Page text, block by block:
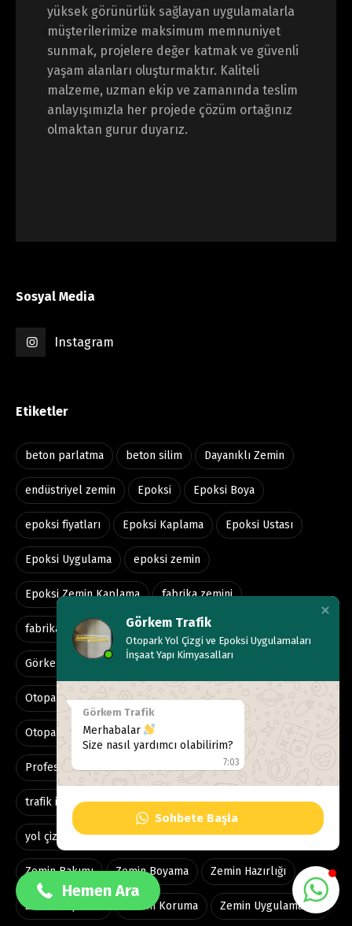
yüksek görünürlük sağlayan uygulamalarla
müşterilerimize maksimum memnuniyet
sunmak, projelere değer katmak ve güvenli
yaşam alanları oluşturmaktır. Kaliteli
malzeme, uzman ekip ve zamanında teslim
anlayışımızla her projede çözüm ortağınız
olmaktan gurur duyarız.
Görkem Trafik
Otopark Yol Çizgi ve Epoksi Uygulamaları
İnşaat Yapı Kimyasalları
Görkem Trafik
Merhabalar
Size nasıl yardımcı olabilirim?
7:03
Sohbete Başla
Sosyal Media
Instagram
Etiketler
beton parlatma beton silim Dayanıklı Zemin
endüstriyel zemin Epoksi Epoksi Boya
epoksi fiyatları Epoksi Kaplama Epoksi Ustası
Epoksi Uygulama epoksi zemin
Epoksi Zemin Kaplama fabrika zemini
fabrika zemin kaplama forklift yolu
Görkem Trafik hijyenik zemin
Otopark Düzenleme otopark çizgileri
Otopark İşaretleme profesyonel epoksi
Profesyonel İşçilik Termoplastik Trafik Güvenliği
trafik işaretleri trafik çizgileri Trafik İşaretleme
yol çizgi boyası yol çizgileri yol çizgisi
Zemin Bakımı Zemin Boyama Zemin Hazırlığı
Zemin Kaplama Zemin Koruma Zemin Uygulamaları
Hemen Teklif Alın
0533 137 99 40